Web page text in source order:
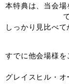
本特典は、当会
しっかり見比べ
すでに他会場様
グレイスヒル・